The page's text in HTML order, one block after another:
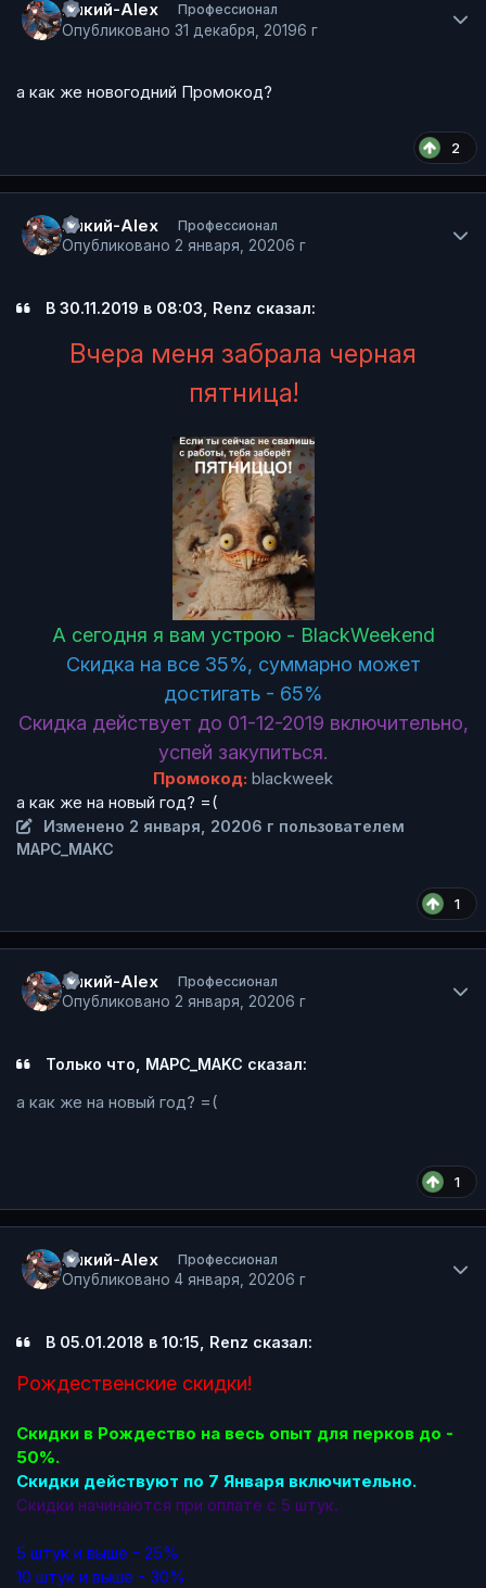
Dикий-Alex Профессионал
Опубликовано 31 декабря, 20196 г
а как же новогодний Промокод?
2
Dикий-Alex Профессионал
Опубликовано 2 января, 20206 г
В 30.11.2019 в 08:03, Renz сказал:
Вчера меня забрала черная
пятница!
А сегодня я вам устрою - BlackWeekend
Скидка на все 35%, суммарно может
достигать - 65%
Скидка действует до 01-12-2019 включительно,
успей закупиться.
Промокод: blackweek
а как же на новый год? =(
Изменено 2 января, 20206 г пользователем
MAPC_MAKC
1
Dикий-Alex Профессионал
Опубликовано 2 января, 20206 г
Только что, MAPC_MAKC сказал:
а как же на новый год? =(
1
Dикий-Alex Профессионал
Опубликовано 4 января, 20206 г
В 05.01.2018 в 10:15, Renz сказал:
Рождественские скидки!
Скидки в Рождество на весь опыт для перков до -
50%.
Скидки действуют по 7 Января включительно.
Скидки начинаются при оплате с 5 штук.
5 штук и выше - 25%
10 штук и выше - 30%